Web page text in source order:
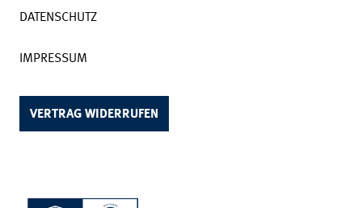
DATENSCHUTZ
IMPRESSUM
VERTRAG WIDERRUFEN